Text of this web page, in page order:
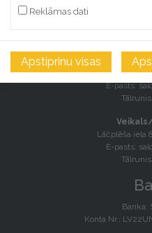
E-pasts:
Lāčplēša iela
E-pasts:
Banka:
Konta Nr.:
Reklāmas dati
Apstiprinu visas